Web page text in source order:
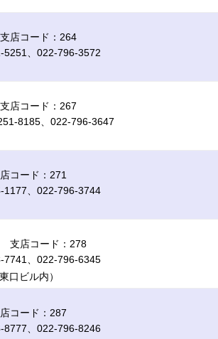
店コード：264
、022-796-3572
店コード：267
8185、022-796-3647
コード：271
、022-796-3744
支店コード：278
、022-796-6345
口ビル内）
コード：287
、022-796-8246